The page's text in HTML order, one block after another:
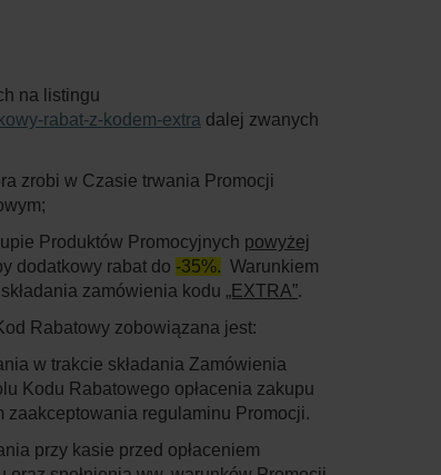
na listingu
rabat-z-kodem-extra dalej zwanych
zrobi w Czasie trwania Promocji
Produktów Promocyjnych powyżej
dodatkowy rabat do -35%. Warunkiem
zamówienia kodu „EXTRA”.
Rabatowy zobowiązana jest:
w trakcie składania Zamówienia
Kodu Rabatowego opłacenia zakupu
zaakceptowania regulaminu Promocji.
przy kasie przed opłaceniem